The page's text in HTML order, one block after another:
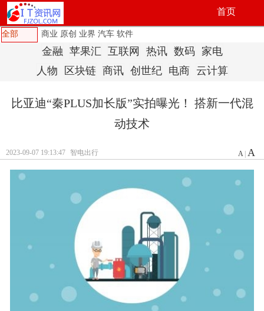
首页
全部 商业 原创 业界 汽车 软件
金融 苹果汇 互联网 热讯 数码
家电
人物
区块链 商讯 创世纪 电商 云计算
比亚迪“秦PLUS加长版”实拍曝光！ 搭新一代混
动技术
2023-09-07 19:13:47 智电出行 A| A